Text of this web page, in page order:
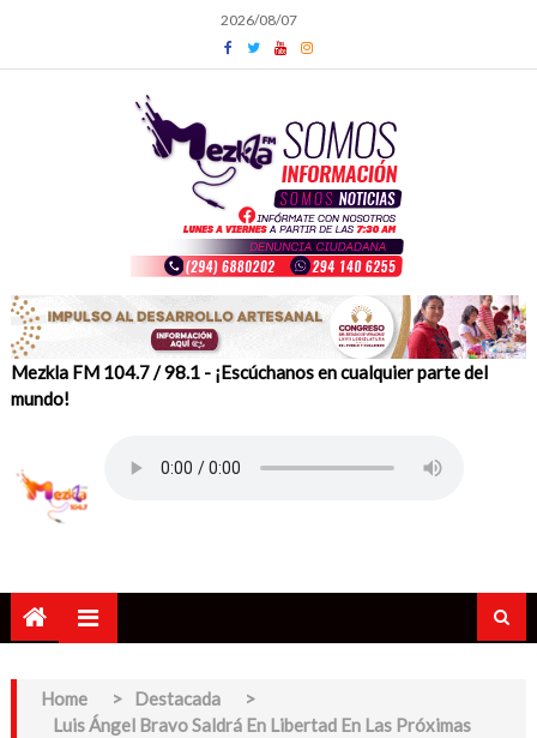
content
2026/08/07
Mezkla FM 104.7 / 98.1 - ¡Escúchanos en cualquier parte del
mundo!
Home > Destacada
>
Luis Ángel Bravo Saldrá En Libertad En Las Próximas